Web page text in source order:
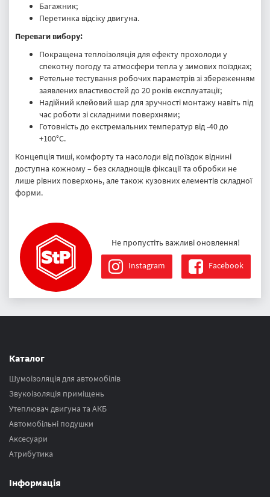
Багажник;
Перетинка відсіку двигуна.
Переваги вибору:
Покращена теплоізоляція для ефекту прохолоди у
спекотну погоду та атмосфери тепла у зимових поїздках;
Ретельне тестування робочих параметрів зі збереженням
заявлених властивостей до 20 років експлуатації;
Надійний клейовий шар для зручності монтажу навіть під
час роботи зі складними поверхнями;
Готовність до екстремальних температур від -40 до
+100°C.
Концепція тиші, комфорту та насолоди від поїздок віднині
доступна кожному – без складнощів фіксації та обробки не
лише рівних поверхонь, але також кузовних елементів складної
форми.
Не пропустіть важливі оновлення!
Instagram Facebook
Каталог
Шумоізоляція для автомобілів
Звукоізоляція приміщень
Утеплювач двигуна та АКБ
Автомобільні подушки
Аксесуари
Атрибутика
Інформація